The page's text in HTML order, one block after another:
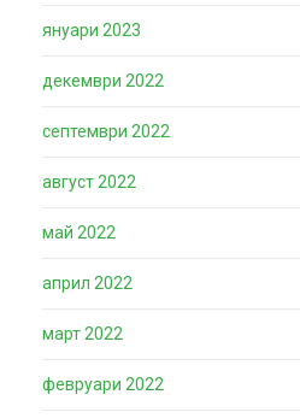
януари 2023
декември 2022
септември 2022
август 2022
май 2022
април 2022
март 2022
февруари 2022